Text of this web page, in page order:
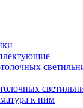
к ним